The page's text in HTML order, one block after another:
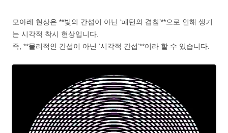
모아레 현상은 **빛의 간섭이 아닌 ‘패턴의 겹침’**으로 인해 생기
는 시각적 착시 현상입니다.
즉, **물리적인 간섭이 아닌 ‘시각적 간섭’**이라 할 수 있습니다.